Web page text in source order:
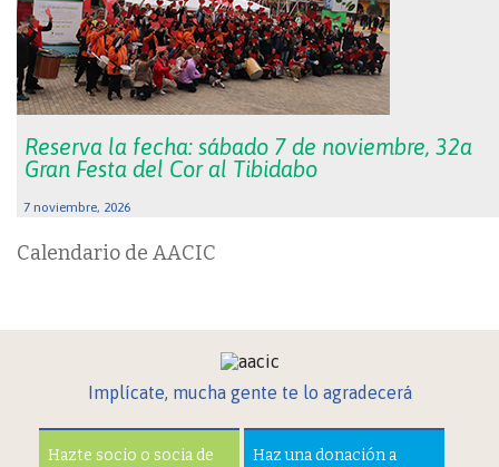
Reserva la fecha: sábado 7 de noviembre, 32a
Gran Festa del Cor al Tibidabo
7 noviembre, 2026
Calendario de AACIC
Implícate, mucha gente te lo agradecerá
Hazte socio o socia de
Haz una donación a